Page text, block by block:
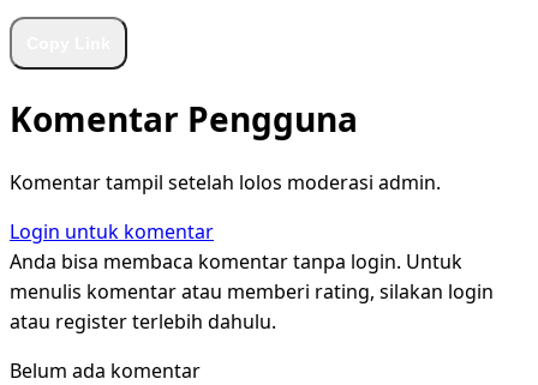
Komentar Pengguna
Komentar tampil setelah lolos moderasi admin.
Login untuk komentar
Anda bisa membaca komentar tanpa login. Untuk
menulis komentar atau memberi rating, silakan login
atau register terlebih dahulu.
Belum ada komentar